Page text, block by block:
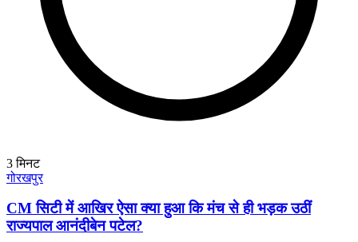
3मिनट
गोरखपुर
CM सिटी में आखिर ऐसा क्या हुआ कि मंच से ही भड़क उठीं
राज्यपाल आनंदीबेन पटेल?